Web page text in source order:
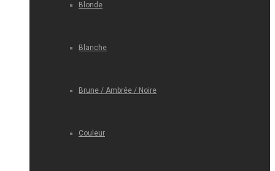
Blonde
Blanche
Brune / Ambrée / Noire
Couleur